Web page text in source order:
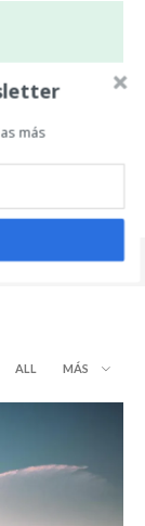
lugar.
ALL MÁS
más